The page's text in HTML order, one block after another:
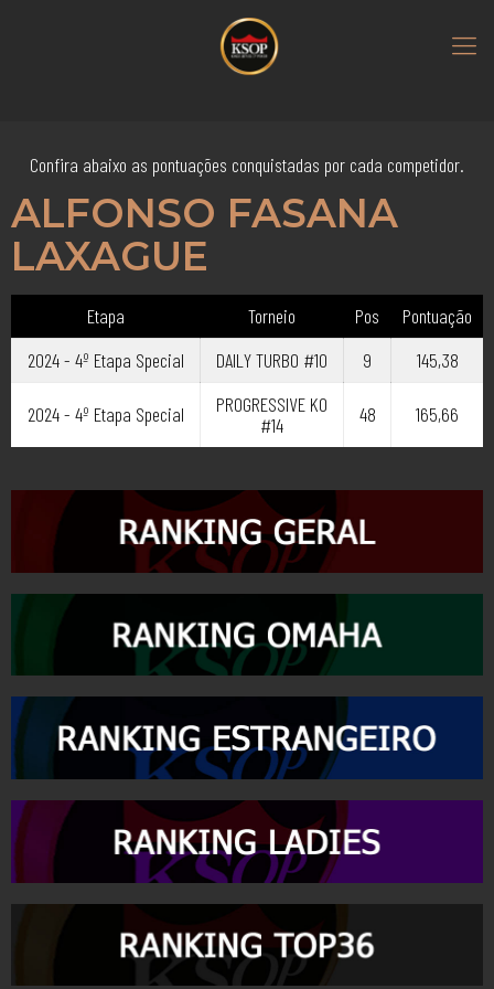
Confira abaixo as pontuações conquistadas por cada competidor.
ALFONSO FASANA
LAXAGUE
Etapa Torneio Pos
Pontuação
2024 - 4º Etapa Special
DAILY TURBO #10 9 145,38
2024 - 4º Etapa Special
PROGRESSIVE KO
#14
48 165,66